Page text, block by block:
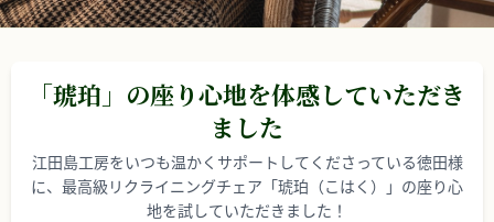
「琥珀」の座り心地を体感していただき
ました
江田島工房をいつも温かくサポートしてくださっている徳田様
に、最高級リクライニングチェア「琥珀（こはく）」の座り心
地を試していただきました！